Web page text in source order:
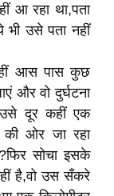
आ रहा था,पता
भी उसे पता नहीं
आस पास कुछ
और वो दुर्घटना
दूर कहीं एक
की ओर जा रहा
सोचा इसके
है,वो उस सँकरे